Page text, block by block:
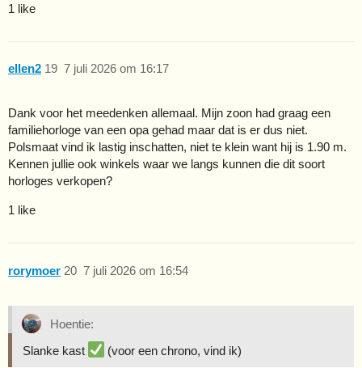
1 like
ellen2 7 juli 2026 om 16:17
19
Dank voor het meedenken allemaal. Mijn zoon had graag een
familiehorloge van een opa gehad maar dat is er dus niet.
Polsmaat vind ik lastig inschatten, niet te klein want hij is 1.90 m.
Kennen jullie ook winkels waar we langs kunnen die dit soort
horloges verkopen?
1 like
rorymoer 7 juli 2026 om 16:54
20
Hoentie:
Slanke kast
(voor een chrono, vind ik)